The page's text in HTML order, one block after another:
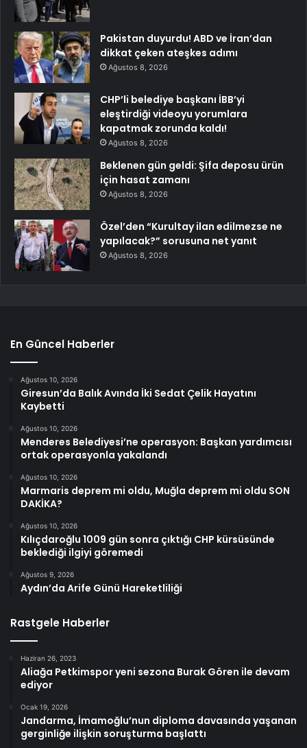
Pakistan duyurdu! ABD ve İran’dan
dikkat çeken ateşkes adımı
Ağustos 8, 2026
CHP’li belediye başkanı İBB’yi
eleştirdiği videoyu yorumlara
kapatmak zorunda kaldı!
Ağustos 8, 2026
Beklenen gün geldi: Şifa deposu ürün
için hasat zamanı
Ağustos 8, 2026
Özel’den “Kurultay ilan edilmezse ne
yapılacak?” sorusuna net yanıt
Ağustos 8, 2026
En Güncel Haberler
Ağustos 10, 2026
Giresun’da Balık Avında İki Sedat Çelik Hayatını
Kaybetti
Ağustos 10, 2026
Menderes Belediyesi’ne operasyon: Başkan yardımcısı
ortak operasyonla yakalandı
Ağustos 10, 2026
Marmaris deprem mi oldu, Muğla deprem mi oldu SON
DAKİKA?
Ağustos 10, 2026
Kılıçdaroğlu 1009 gün sonra çıktığı CHP kürsüsünde
beklediği ilgiyi göremedi
Ağustos 9, 2026
Aydın’da Arife Günü Hareketliliği
Rastgele Haberler
Haziran 26, 2023
Aliağa Petkimspor yeni sezona Burak Gören ile devam
ediyor
Ocak 19, 2026
Jandarma, İmamoğlu’nun diploma davasında yaşanan
gerginliğe ilişkin soruşturma başlattı